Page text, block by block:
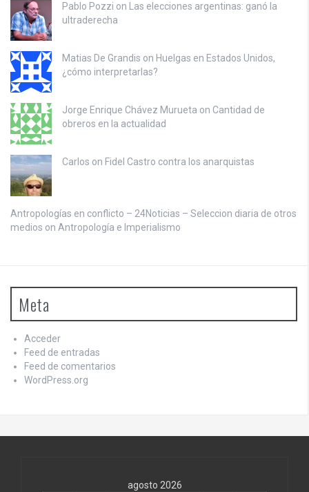
Pablo Pozzi on Las elecciones argentinas: ganó la
ultraderecha
Matias De Grandis on Huelgas en Estados Unidos,
¿cómo interpretarlas?
Jorge Enrique Chávez Murueta on Cantidad de
obreros en la actualidad
Carlos on Fidel Castro contra los anarquistas
Antropologías en conflicto – 24Noticias – Seleccion diaria de otros
medios on Antropología e Imperialismo
Meta
Acceder
Feed de entradas
Feed de comentarios
WordPress.org
agosto 2026